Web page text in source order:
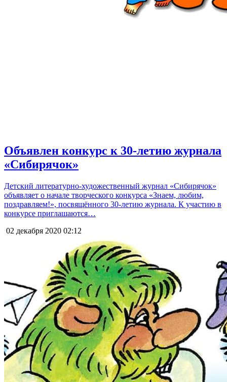
Объявлен конкурс к 30-летию журнала
«Сибирячок»
Детский литературно-художественный журнал «Сибирячок»
объявляет о начале творческого конкурса «Знаем, любим,
поздравляем!», посвящённого 30-летию журнала. К участию в
конкурсе приглашаются…
02 декабря 2020 02:12